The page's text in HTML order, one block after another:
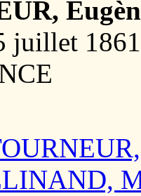
juillet